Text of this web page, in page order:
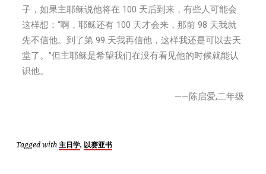
子，如果主耶稣说他将在 100 天后到来，有些人可能会
这样想：“啊，耶稣还有 100 天才会来，那前 98 天我就
先不信他。到了第 99 天我再信他，这样我还是可以去天
堂了。”但主耶稣是希望我们在没有看见他的时候就能认
识他。
——陈启爱,二年级
Tagged with 主日学, 以赛亚书